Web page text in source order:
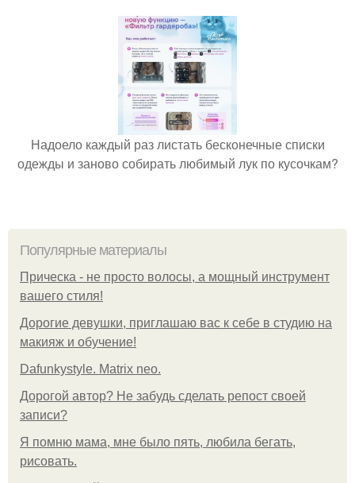
Надоело каждый раз листать бесконечные списки
одежды и заново собирать любимый лук по кусочкам?
Популярные материалы
Прическа - не просто волосы, а мощный инструмент
вашего стиля!
Дорогие девушки, приглашаю вас к себе в студию на
макияж и обучение!
Dafunkystyle. Matrix neo.
Дорогой автор? Не забудь сделать репост своей
записи?
Я помню мама, мне было пять, любила бегать,
рисовать.